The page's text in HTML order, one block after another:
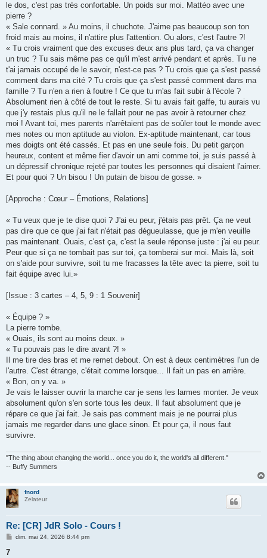
le dos, c'est pas très confortable. Un poids sur moi. Mattéo avec une
pierre ?
« Sale connard. » Au moins, il chuchote. J'aime pas beaucoup son ton
froid mais au moins, il n'attire plus l'attention. Ou alors, c'est l'autre ?!
« Tu crois vraiment que des excuses deux ans plus tard, ça va changer
un truc ? Tu sais même pas ce qu'il m'est arrivé pendant et après. Tu ne
t'ai jamais occupé de le savoir, n'est-ce pas ? Tu crois que ça s'est passé
comment dans ma cité ? Tu crois que ça s'est passé comment dans ma
famille ? Tu n'en a rien à foutre ! Ce que tu m'as fait subir à l'école ?
Absolument rien à côté de tout le reste. Si tu avais fait gaffe, tu aurais vu
que j'y restais plus qu'il ne le fallait pour ne pas avoir à retourner chez
moi ! Avant toi, mes parents n'arrêtaient pas de soûler tout le monde avec
mes notes ou mon aptitude au violon. Ex-aptitude maintenant, car tous
mes doigts ont été cassés. Et pas en une seule fois. Du petit garçon
heureux, content et même fier d'avoir un ami comme toi, je suis passé à
un dépressif chronique rejeté par toutes les personnes qui disaient l'aimer.
Et pour quoi ? Un bisou ! Un putain de bisou de gosse. »
[Approche : Cœur – Émotions, Relations]
« Tu veux que je te dise quoi ? J'ai eu peur, j'étais pas prêt. Ça ne veut
pas dire que ce que j'ai fait n'était pas dégueulasse, que je m'en veuille
pas maintenant. Ouais, c'est ça, c'est la seule réponse juste : j'ai eu peur.
Peur que si ça ne tombait pas sur toi, ça tomberai sur moi. Mais là, soit
on s'aide pour survivre, soit tu me fracasses la tête avec ta pierre, soit tu
fait équipe avec lui.»
[Issue : 3 cartes – 4, 5, 9 : 1 Souvenir]
« Équipe ? »
La pierre tombe.
« Ouais, ils sont au moins deux. »
« Tu pouvais pas le dire avant ?! »
Il me tire des bras et me remet debout. On est à deux centimètres l'un de
l'autre. C'est étrange, c'était comme lorsque... Il fait un pas en arrière.
« Bon, on y va. »
Je vais le laisser ouvrir la marche car je sens les larmes monter. Je veux
absolument qu'on s'en sorte tous les deux. Il faut absolument que je
répare ce que j'ai fait. Je sais pas comment mais je ne pourrai plus
jamais me regarder dans une glace sinon. Et pour ça, il nous faut
survivre.
"The thing about changing the world... once you do it, the world's all different."
-- Buffy Summers
fnord
Zelateur
Re: [CR] JdR Solo - Cours !
Mdim. mai 24, 2026 8:44 pm
7